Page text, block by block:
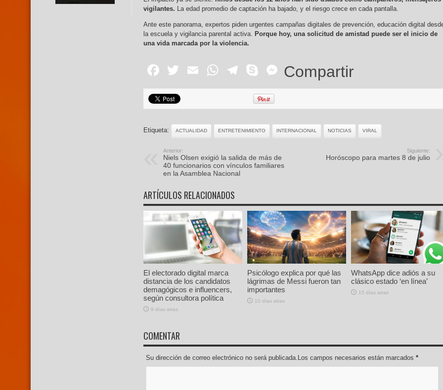
vigilantes. La edad promedio de captación ha bajado, y el riesgo crece en cada pantalla.
Ante este panorama, expertos piden urgentes campañas digitales de prevención, educación digital
la escuela y vigilancia parental activa. Porque hoy, una solicitud de amistad puede ser el inicio de
una vida marcada por la violencia.
Facebook
Twitter
EmailWhatsApp
Telegram
SkypeMessenger
Compartir
Etiqueta: ACTUALIDAD ENTRETENIMIENTO INTERNACIONAL NOTICIAS VIRAL
Anterior:
Niels Olsen exigió la salida de más de
40 funcionarios con vínculos familiares
en la Asamblea Nacional
Siguiente:
Horóscopo para martes 8 de julio
ARTÍCULOS RELACIONADOS
El electorado digital marca
distancia de los candidatos
demagógicos e influencers,
según consultora política
9 días atras
Psicólogo explica por qué las
lágrimas de Messi fueron tan
importantes
10 días atras
WhatsApp dice adiós a su
clásico estado ‘en línea’
15 días atras
COMENTAR
Su dirección de correo electrónico no será publicada.Los campos necesarios están marcados *